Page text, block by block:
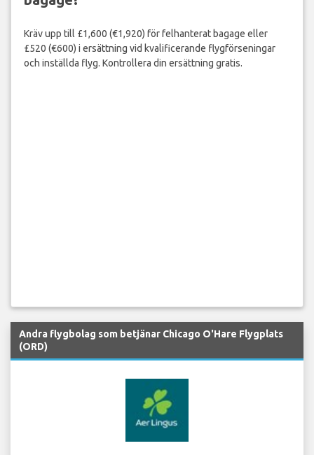
Kräv upp till £1,600 (€1,920) för felhanterat bagage eller
£520 (€600) i ersättning vid kvalificerande flygförseningar
och inställda flyg. Kontrollera din ersättning gratis.
Andra flygbolag som betjänar Chicago O'Hare Flygplats
(ORD)